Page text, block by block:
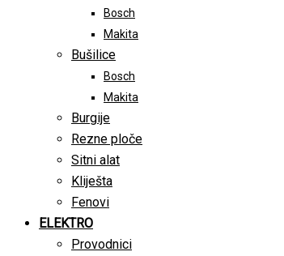
Bosch
Makita
Bušilice
Bosch
Makita
Burgije
Rezne ploče
Sitni alat
Kliješta
Fenovi
ELEKTRO
Provodnici